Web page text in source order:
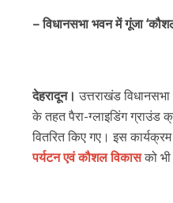
– विधानसभा भवन में गूंजा
देहरादून। उत्तराखंड
के तहत पैरा-ग्लाइडिंग ग्राउंड
वितरित किए गए। इस
पर्यटन एवं कौशल विकासको भी